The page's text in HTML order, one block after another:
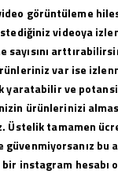
görüntüleme
videoya
sayısını
var ise
yaratabilir ve
ürünlerinizi
Üstelik tamamen
güvenmiyorsanız bu
instagram hesabı